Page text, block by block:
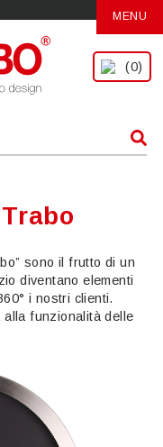
MENU
(0)
Trabo
sono il frutto di un
diventano elementi
i nostri clienti.
alla funzionalità delle